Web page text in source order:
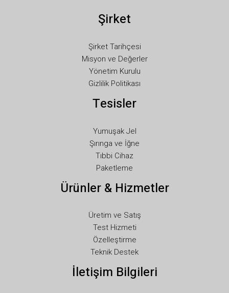
Şirket
Şirket Tarihçesi
Misyon ve Değerler
Yönetim Kurulu
Gizlilik Politikası
Tesisler
Yumuşak Jel
Şırınga ve İğne
Tıbbi Cihaz
Paketleme
Ürünler & Hizmetler
Üretim ve Satış
Test Hizmeti
Özelleştirme
Teknik Destek
İletişim Bilgileri